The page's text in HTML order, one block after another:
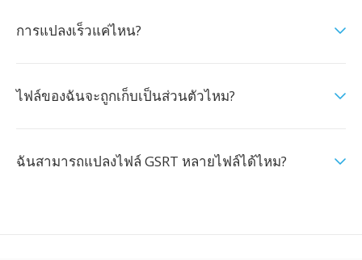
การแปลงเร็วแค่ไหน?
ไฟล์ของฉันจะถูกเก็บเป็นส่วนตัวไหม?
ฉันสามารถแปลงไฟล์ GSRT หลายไฟล์ได้ไหม?